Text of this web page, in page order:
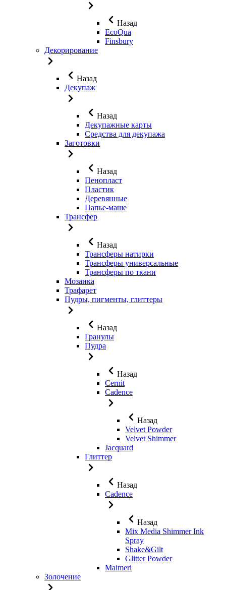
Назад
EcoQua
Finsbury
Декорирование
Назад
Декупаж
Назад
Декупажные карты
Средства для декупажа
Заготовки
Назад
Пенопласт
Пластик
Деревянные
Папье-маше
Трансфер
Назад
Трансферы натирки
Трансферы универсальные
Трансферы по ткани
Мозаика
Трафарет
Пудры, пигменты, глиттеры
Назад
Гранулы
Пудра
Назад
Cernit
Cadence
Назад
Velvet Powder
Velvet Shimmer
Jaсquard
Глиттер
Назад
Cadence
Назад
Mix Media Shimmer Ink
Spray
Shake&Gilt
Glitter Powder
Maimeri
Золочение